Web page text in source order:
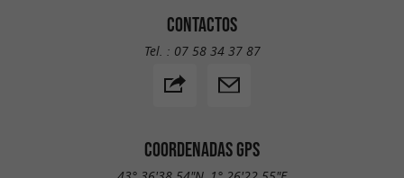
CONTACTOS
Tel. : 07 58 34 37 87
COORDENADAS GPS